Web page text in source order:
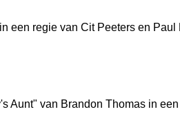
een regie van Cit Peeters en Paul
Aunt" van Brandon Thomas in